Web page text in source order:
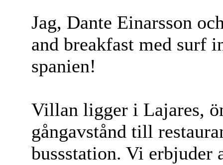
Jag, Dante Einarsson
and breakfast med surf
spanien!
Villan ligger i Lajares,
gångavstånd till
bussstation. Vi